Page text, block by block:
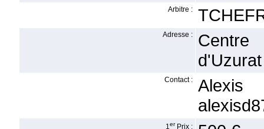
Arbitre :
Adresse :
Contact :
1er Prix :